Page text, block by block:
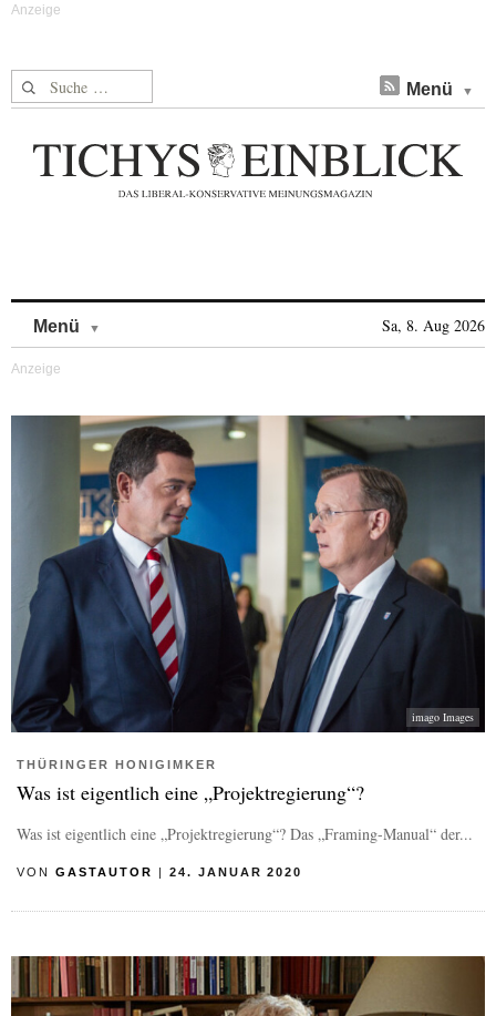
Suche nach: Menü
Menü Sa, 8. Aug 2026
imago Images
THÜRINGER HONIGIMKER
Was ist eigentlich eine „Projektregierung“?
Was ist eigentlich eine „Projektregierung“? Das „Framing-Manual“ der...
VON GASTAUTOR | 24. JANUAR 2020